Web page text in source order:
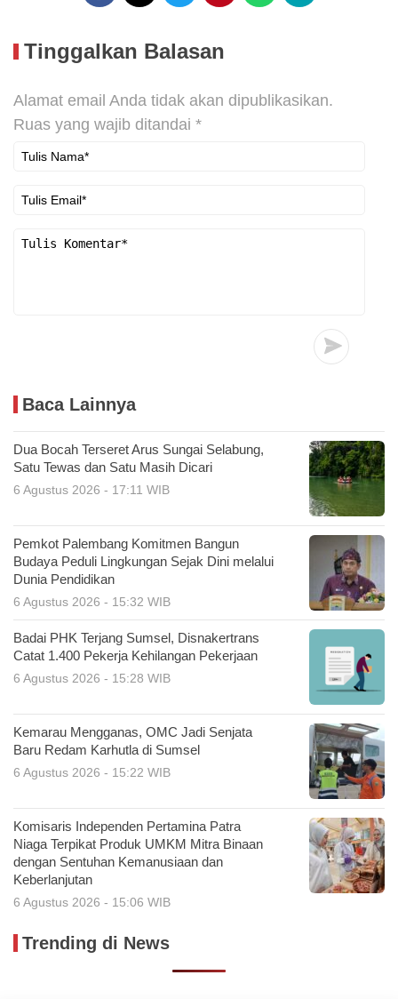
Tinggalkan Balasan
Alamat email Anda tidak akan dipublikasikan.
Ruas yang wajib ditandai *
Baca Lainnya
Dua Bocah Terseret Arus Sungai Selabung,
Satu Tewas dan Satu Masih Dicari
6 Agustus 2026 - 17:11 WIB
Pemkot Palembang Komitmen Bangun
Budaya Peduli Lingkungan Sejak Dini melalui
Dunia Pendidikan
6 Agustus 2026 - 15:32 WIB
Badai PHK Terjang Sumsel, Disnakertrans
Catat 1.400 Pekerja Kehilangan Pekerjaan
6 Agustus 2026 - 15:28 WIB
Kemarau Mengganas, OMC Jadi Senjata
Baru Redam Karhutla di Sumsel
6 Agustus 2026 - 15:22 WIB
Komisaris Independen Pertamina Patra
Niaga Terpikat Produk UMKM Mitra Binaan
dengan Sentuhan Kemanusiaan dan
Keberlanjutan
6 Agustus 2026 - 15:06 WIB
Trending di News